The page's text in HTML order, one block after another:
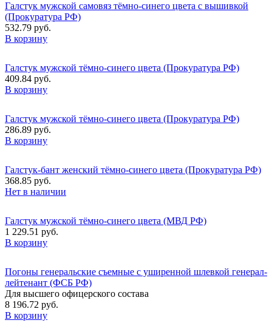
Галстук мужской самовяз тёмно-синего цвета с вышивкой
(Прокуратура РФ)
532.79 руб.
В корзину
Галстук мужской тёмно-синего цвета (Прокуратура РФ)
409.84 руб.
В корзину
Галстук мужской тёмно-синего цвета (Прокуратура РФ)
286.89 руб.
В корзину
Галстук-бант женский тёмно-синего цвета (Прокуратура РФ)
368.85 руб.
Нет в наличии
Галстук мужской тёмно-синего цвета (МВД РФ)
1 229.51 руб.
В корзину
Погоны генеральские съемные с уширенной шлевкой генерал-
лейтенант (ФСБ РФ)
Для высшего офицерского состава
8 196.72 руб.
В корзину